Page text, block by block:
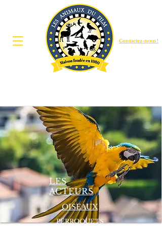
Contactez-nous !
LES
ACTEURS
OISEAUX
PERROQUETS